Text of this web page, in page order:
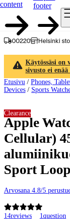
content
footer
00220 Helsinki
Käytössäsi on
sivusto ei
Etusivu / Phones,
Devices / Sports
Apple
Cellular)
Sport
Arvosana 4.8/5
14reviews 1question
Clearance